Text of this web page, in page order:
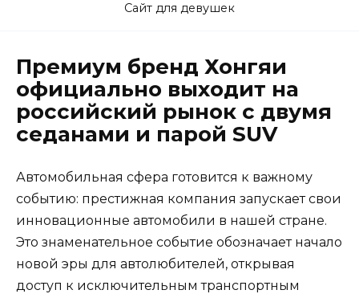
Сайт для девушек
Премиум бренд Хонгяи
официально выходит на
российский рынок с двумя
седанами и парой SUV
Автомобильная сфера готовится к важному
событию: престижная компания запускает свои
инновационные автомобили в нашей стране.
Это знаменательное событие обозначает начало
новой эры для автолюбителей, открывая
доступ к исключительным транспортным